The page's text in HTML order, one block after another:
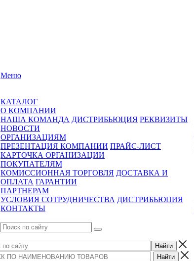
Меню
КАТАЛОГ
О КОМПАНИИ
НАША КОМАНДА ДИСТРИБЬЮЦИЯ РЕКВИЗИТЫ
НОВОСТИ
ОРГАНИЗАЦИЯМ
ПРЕЗЕНТАЦИЯ КОМПАНИИ ПРАЙС-ЛИСТ
КАРТОЧКА ОРГАНИЗАЦИИ
ПОКУПАТЕЛЯМ
КОМИССИОННАЯ ТОРГОВЛЯ ДОСТАВКА И
ОПЛАТА ГАРАНТИИ
ПАРТНЕРАМ
УСЛОВИЯ СОТРУДНИЧЕСТВА ДИСТРИБЬЮЦИЯ
КОНТАКТЫ